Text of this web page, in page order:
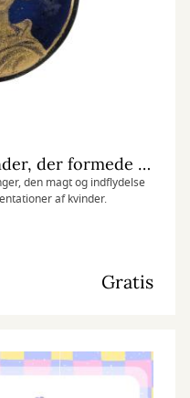
Antikkens ansigter: Kvinder, der formede deres verden
den magt og indflydelse
af kvinder.
Gratis